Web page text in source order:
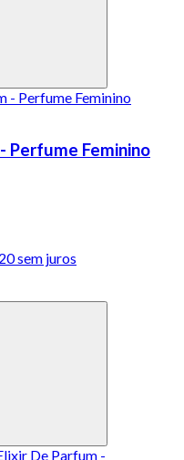
Perfume Feminino
sem juros